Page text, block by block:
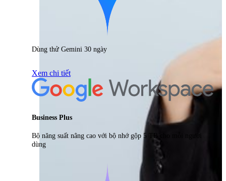
Dùng thử Gemini 30 ngày
Xem chi tiết
Business Plus
Bộ năng suất nâng cao với bộ nhớ gộp 5 TB cho mỗi người
dùng